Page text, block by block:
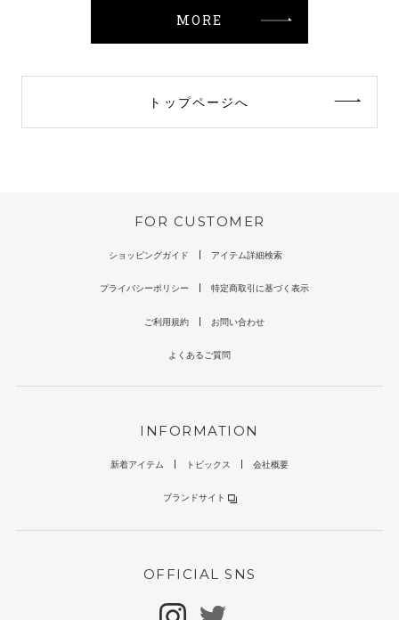
MORE
トップページへ
FOR CUSTOMER
ショッピングガイド アイテム詳細検索
プライバシーポリシー 特定商取引に基づく表示
ご利用規約 お問い合わせ
よくあるご質問
INFORMATION
新着アイテム トピックス 会社概要
ブランドサイト
OFFICIAL SNS